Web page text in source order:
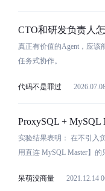
CTO和研发负责人
真正有价值的Agent， 应该
任务式协作。
代码不是罪过
ProxySQL +
实验结果表明 ： 在不引入
用直连 MySQL Master】的
呆萌没商量 2021.12.14